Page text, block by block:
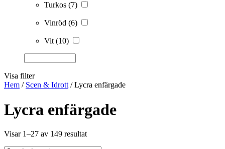
Turkos (7)
Vinröd (6)
Vit(10)
Visa filter
Hem / Scen & Idrott/ Lycra enfärgade
Lycra enfärgade
Visar 1–27 av 149 resultat